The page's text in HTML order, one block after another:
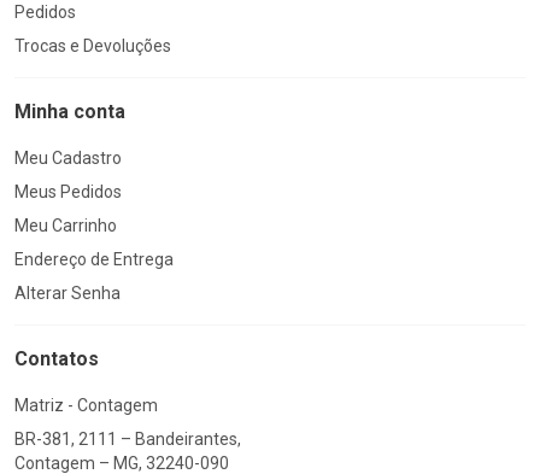
Pedidos
Trocas e Devoluções
Minha conta
Meu Cadastro
Meus Pedidos
Meu Carrinho
Endereço de Entrega
Alterar Senha
Contatos
Matriz - Contagem
BR-381, 2111 – Bandeirantes,
Contagem – MG, 32240-090